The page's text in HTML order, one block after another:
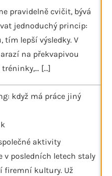
pravidelně cvičit, bývá
jednoduchý princip:
tím lepší výsledky. V
na překvapivou
[...]
když má práce jiný
aktivity
v posledních letech staly
firemní kultury. Už